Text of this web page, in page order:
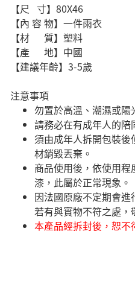
【尺 寸】80X46
【內 容 物】一件雨衣
【材 質】塑料
【產 地】中國
【建議年齡】3-5歲
注意事項
勿置於高溫、潮濕或陽
請務必在有成年人的陪
須由成年人拆開包裝
材銷毀丟棄。
商品使用後，依使用
漆，此屬於正常現象。
因法國原廠不定期會
若有與實物不符之處，
本產品經拆封後，恕不